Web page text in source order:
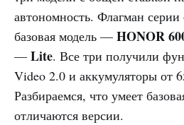
автономность. Флагман
базовая модель — HONOR
— Lite. Все три получили
Video 2.0 и аккумуляторы от
Разбираемся, что умеет
отличаются версии.